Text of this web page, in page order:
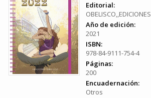
Editorial:
OBELISCO,,EDICIONES
Año de edición:
2021
ISBN:
978-84-9111-754-4
Páginas:
200
Encuadernación:
Otros